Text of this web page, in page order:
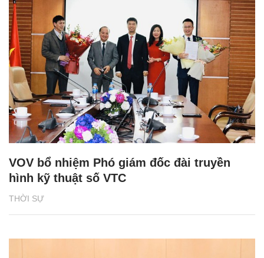
THỜI SỰ
VOV bổ nhiệm Phó giám đốc đài truyền
hình kỹ thuật số VTC